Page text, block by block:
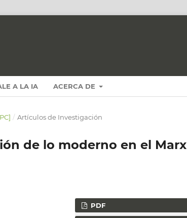
A LA IA ACERCA DE
/ Artículos de Investigación
de lo moderno en el Marx
PDF